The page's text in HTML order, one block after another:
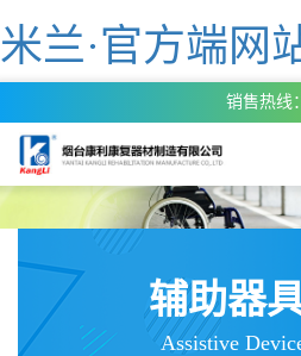
米兰·官方端网
销售热线
辅助器
Assistive